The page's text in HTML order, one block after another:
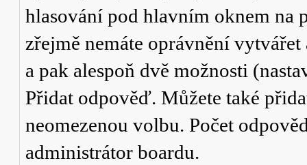
hlasování pod hlavním oknem na
zřejmě nemáte oprávnění
a pak alespoň dvě možnosti
Přidat odpověď. Můžete také
neomezenou volbu. Počet
administrátor boardu.